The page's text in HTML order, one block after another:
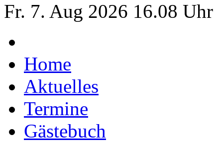
Fr. 7. Aug 2026 16.08 Uhr
Home
Aktuelles
Termine
Gästebuch